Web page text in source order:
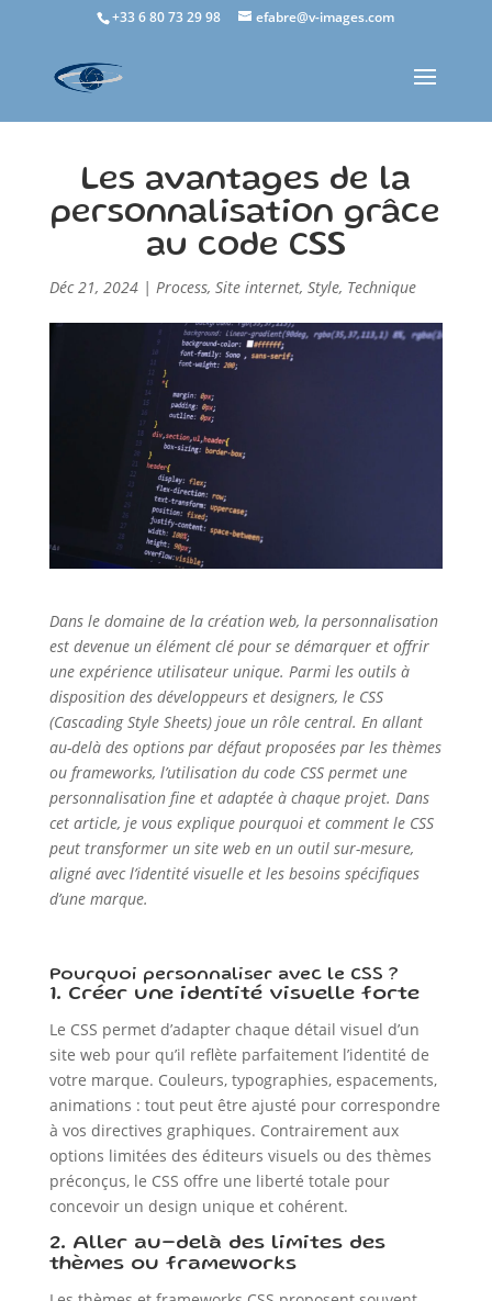
+33 6 80 73 29 98 efabre@v-images.com
Les avantages de la
personnalisation grâce
au code CSS
Déc 21, 2024| Process, Site internet, Style, Technique
Dans le domaine de la création web, la personnalisation
est devenue un élément clé pour se démarquer et offrir
une expérience utilisateur unique. Parmi les outils à
disposition des développeurs et designers, le CSS
(Cascading Style Sheets) joue un rôle central. En allant
au-delà des options par défaut proposées par les thèmes
ou frameworks, l’utilisation du code CSS permet une
personnalisation fine et adaptée à chaque projet. Dans
cet article, je vous explique pourquoi et comment le CSS
peut transformer un site web en un outil sur-mesure,
aligné avec l’identité visuelle et les besoins spécifiques
d’une marque.
Pourquoi personnaliser avec le CSS ?
1. Créer une identité visuelle forte
Le CSS permet d’adapter chaque détail visuel d’un
site web pour qu’il reflète parfaitement l’identité de
votre marque. Couleurs, typographies, espacements,
animations : tout peut être ajusté pour correspondre
à vos directives graphiques. Contrairement aux
options limitées des éditeurs visuels ou des thèmes
préconçus, le CSS offre une liberté totale pour
concevoir un design unique et cohérent.
2. Aller au-delà des limites des
thèmes ou frameworks